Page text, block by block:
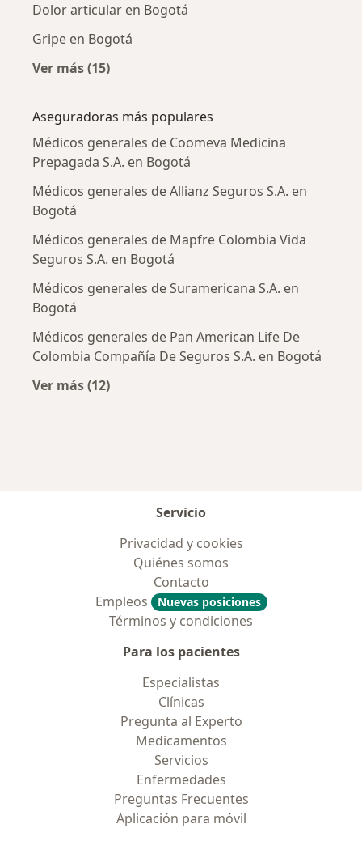
Dolor articular en Bogotá
Gripe en Bogotá
Ver más (15)
Aseguradoras más populares
Médicos generales de Coomeva Medicina
Prepagada S.A. en Bogotá
Médicos generales de Allianz Seguros S.A. en
Bogotá
Médicos generales de Mapfre Colombia Vida
Seguros S.A. en Bogotá
Médicos generales de Suramericana S.A. en
Bogotá
Médicos generales de Pan American Life De
Colombia Compañía De Seguros S.A. en Bogotá
Ver más (12)
Servicio
Privacidad y cookies
Quiénes somos
Contacto
Empleos
Nuevas posiciones
Términos y condiciones
Para los pacientes
Especialistas
Clínicas
Pregunta al Experto
Medicamentos
Servicios
Enfermedades
Preguntas Frecuentes
Aplicación para móvil